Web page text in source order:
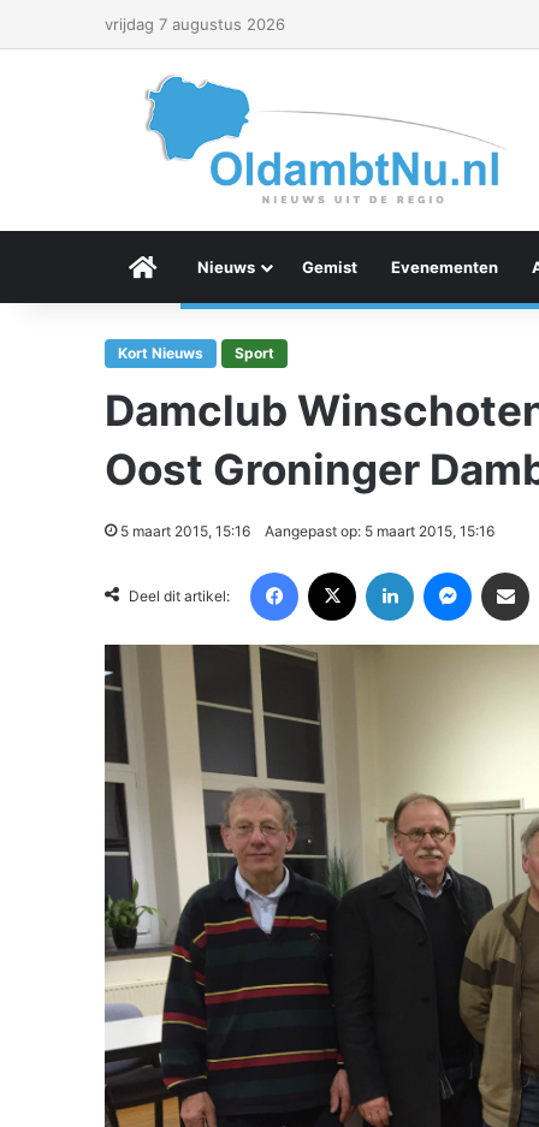
vrijdag 7 augustus 2026
Menu Item
Nieuws Gemist Evenementen
Kort Nieuws Sport
Damclub
Oost Groninger
5 maart 2015, 15:16 Aangepast op: 5 maart 2015, 15:16
Deel dit artikel: